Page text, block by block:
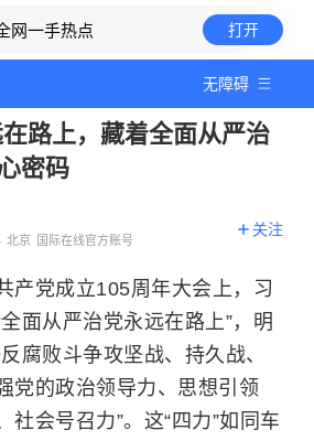
网一手热点 打开
无障碍
路上，藏着全面从严治
密码
北京 国际在线官方账号
关注
党成立105周年大会上，习
面从严治党永远在路上”，明
腐败斗争攻坚战、持久战、
党的政治领导力、思想引领
社会号召力”。这“四力”如同车